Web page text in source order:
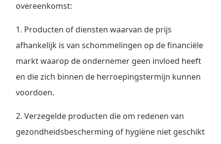
overeenkomst:
1. Producten of diensten waarvan de prijs
afhankelijk is van schommelingen op de financiële
markt waarop de ondernemer geen invloed heeft
en die zich binnen de herroepingstermijn kunnen
voordoen.
2. Verzegelde producten die om redenen van
gezondheidsbescherming of hygiëne niet geschikt